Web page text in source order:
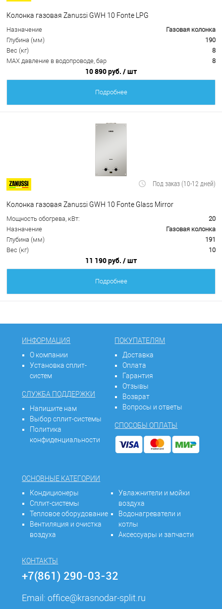
Колонка газовая Zanussi GWH 10 Fonte LPG
Назначение
Газовая колонка
Глубина (мм)
190
Вес (кг)
8
MAX давление в водопроводе, бар
8
10 890 руб. / шт
Подробнее
Под заказ (10-12 дней)
Колонка газовая Zanussi GWH 10 Fonte Glass Mirror
Мощность обогрева, кВт:
20
Назначение
Газовая колонка
Глубина (мм)
191
Вес (кг)
10
11 190 руб. / шт
Подробнее
ИНФОРМАЦИЯ
О компании
Установка сплит-
систем
СЛУЖБА ПОДДЕРЖКИ
Напишите нам
Выбор сплит-системы
Политика
конфиденциальности
ПОКУПАТЕЛЯМ
Доставка
Оплата
Гарантия
Отзывы
Возврат
Вопросы и ответы
СПОСОБЫ ОПЛАТЫ
ОСНОВНЫЕ КАТЕГОРИИ
Кондиционеры
Сплит-системы
Тепловое оборудование
Вентиляция и очистка
воздуха
Увлажнители и мойки
воздуха
Водонагреватели и
котлы
Аксессуары и запчасти
КОНТАКТЫ
+7(861) 290-03-32
Email:office@krasnodar-split.ru